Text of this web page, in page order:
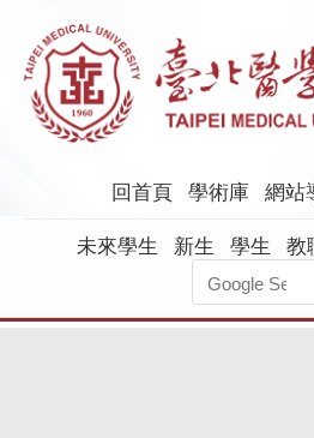
主
要
回首頁 學術庫 網站
未來學生
新生 學生 教